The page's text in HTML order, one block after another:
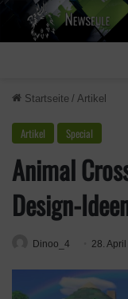
Startseite / Artikel
Artikel Special
Animal
Design-
Dinoo_4 28.